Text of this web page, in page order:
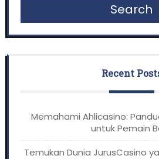
Search
Recent
Memahami Ahlicasino:
untuk Pemain
Temukan Dunia JurusCasino